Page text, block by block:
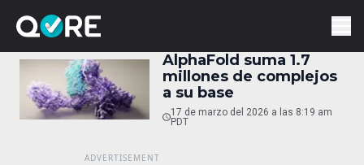
AlphaFold suma 1.7
millones de complejos
a su base
17 de marzo del 2026 a las 8:19 am
PDT